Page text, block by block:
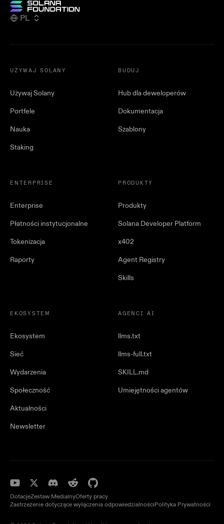
PL
UŻYWAJ SOLANY
Używaj Solany
Portfele
Nauka
Staking
BUDUJ
Hub dla deweloperów
Dokumentacja
Szablony
ENTERPRISE
Enterprise
Płatności instytucjonalne
Tokenizacja
Raporty
PRODUKTY
Produkty
Solana Developer Platform
x402
Agent Registry
Skills
EKOSYSTEM
Ekosystem
Sieć
Wydarzenia
Społeczność
Aktualności
Newsletter
AGENCI AI
llms.txt
llms-full.txt
SKILL.md
Umiejętności agentów
DotacjeZestaw MedialnyOferty pracy
Zastrzeżenie dotyczące wyłączenia odpowiedzialnościPolityka Prywatności